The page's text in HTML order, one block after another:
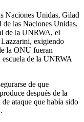
Naciones Unidas, Gilad
de las Naciones Unidas,
de la UNRWA, el
exigiendo
la ONU fueran
de la UNRWA
de que
después de la
ataque que había sido